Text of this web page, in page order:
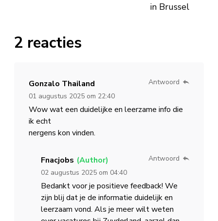
in Brussel
2 reacties
Gonzalo Thailand
01 augustus 2025 om 22:40
Wow wat een duidelijke en leerzame info die
ik echt
nergens kon vinden.
Antwoord
Fnacjobs
02 augustus 2025 om 04:40
Bedankt voor je positieve feedback! We
zijn blij dat je de informatie duidelijk en
leerzaam vond. Als je meer wilt weten
Antwoord